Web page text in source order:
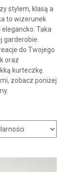
stylem, klasą a
to wizerunek
elegancko. Taka
garderobie.
do Twojego
oraz
kurteczkę.
zobacz poniżej